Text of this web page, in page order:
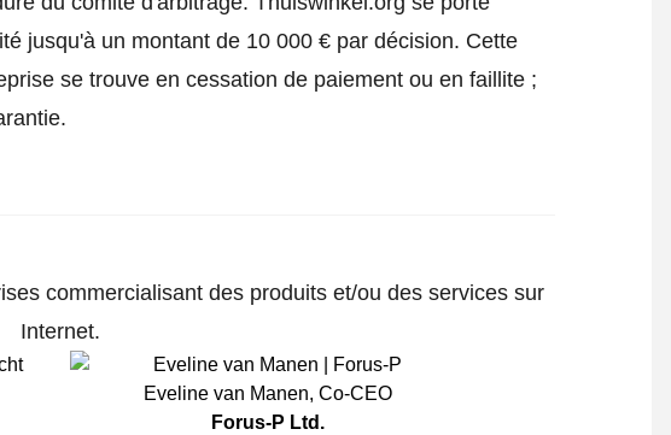
jusqu'à un montant de 10 000 € par décision. Cette
se trouve en cessation de paiement ou en faillite ;
commercialisant des produits et/ou des services sur
Internet.
Eveline van Manen, Co-CEO
Forus-P Ltd.